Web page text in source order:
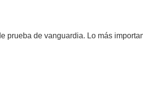
de vanguardia. Lo más